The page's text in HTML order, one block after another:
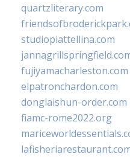
quartzliterary.com
studiopiattellina.com
fujiyamacharleston.com
elpatronchardon.com
donglaishun-order.com
fiamc-rome2022.org